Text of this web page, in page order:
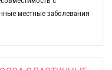
местные заболевания